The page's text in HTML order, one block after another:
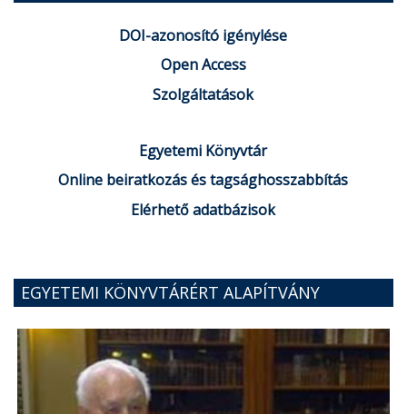
DOI-azonosító igénylése
Open Access
Szolgáltatások
Egyetemi Könyvtár
Online beiratkozás és tagsághosszabbítás
Elérhető adatbázisok
EGYETEMI KÖNYVTÁRÉRT ALAPÍTVÁNY